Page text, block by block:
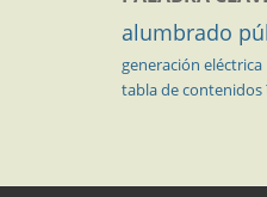
alumbrado
generación eléctrica
tabla de contenidos